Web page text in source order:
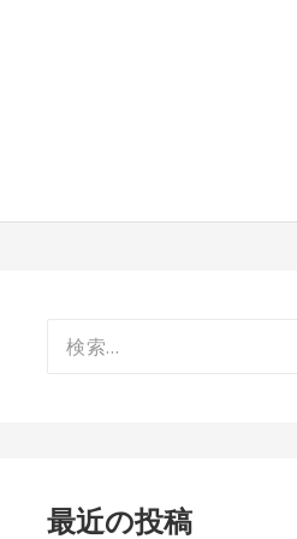
最近の投稿